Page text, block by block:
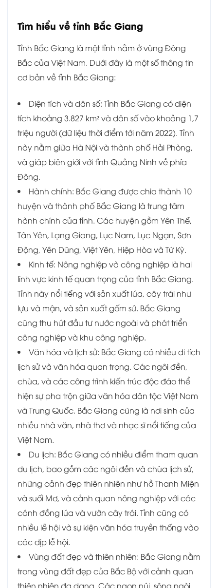
Tìm hiểu về tỉnh Bắc Giang
Tỉnh Bắc Giang là một tỉnh nằm ở vùng Đông
Bắc của Việt Nam. Dưới đây là một số thông tin
cơ bản về tỉnh Bắc Giang:
Diện tích và dân số: Tỉnh Bắc Giang có diện
tích khoảng 3.827 km² và dân số vào khoảng 1,7
triệu người (dữ liệu thời điểm tới năm 2022). Tỉnh
này nằm giữa Hà Nội và thành phố Hải Phòng,
và giáp biên giới với tỉnh Quảng Ninh về phía
Đông.
Hành chính: Bắc Giang được chia thành 10
huyện và thành phố Bắc Giang là trung tâm
hành chính của tỉnh. Các huyện gồm Yên Thế,
Tân Yên, Lạng Giang, Lục Nam, Lục Ngạn, Sơn
Động, Yên Dũng, Việt Yên, Hiệp Hòa và Tứ Kỳ.
Kinh tế: Nông nghiệp và công nghiệp là hai
lĩnh vực kinh tế quan trọng của tỉnh Bắc Giang.
Tỉnh này nổi tiếng với sản xuất lúa, cây trái như
lựu và mận, và sản xuất gốm sứ. Bắc Giang
cũng thu hút đầu tư nước ngoài và phát triển
công nghiệp và khu công nghiệp.
Văn hóa và lịch sử: Bắc Giang có nhiều di tích
lịch sử và văn hóa quan trọng. Các ngôi đền,
chùa, và các công trình kiến trúc độc đáo thể
hiện sự pha trộn giữa văn hóa dân tộc Việt Nam
và Trung Quốc. Bắc Giang cũng là nơi sinh của
nhiều nhà văn, nhà thơ và nhạc sĩ nổi tiếng của
Việt Nam.
Du lịch: Bắc Giang có nhiều điểm tham quan
du lịch, bao gồm các ngôi đền và chùa lịch sử,
những cảnh đẹp thiên nhiên như hồ Thanh Miện
và suối Mơ, và cảnh quan nông nghiệp với các
cánh đồng lúa và vườn cây trái. Tỉnh cũng có
nhiều lễ hội và sự kiện văn hóa truyền thống vào
các dịp lễ hội.
Vùng đất đẹp và thiên nhiên: Bắc Giang nằm
trong vùng đất đẹp của Bắc Bộ với cảnh quan
thiên nhiên đa dạng. Các ngọn núi, sông ngòi,